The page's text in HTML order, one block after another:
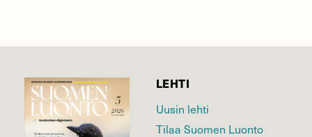
LEHTI
Uusin lehti
Tilaa Suomen Luonto